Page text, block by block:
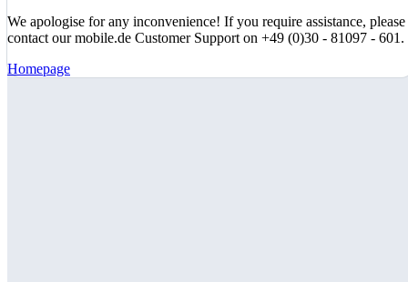
We apologise for any inconvenience! If you require assistance, please
contact our mobile.de Customer Support on +49 (0)30 - 81097 - 601.
Homepage